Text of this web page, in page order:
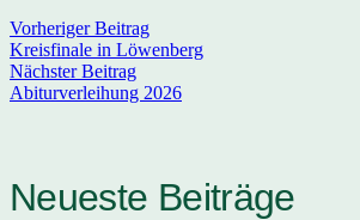
Vorheriger Beitrag
Kreisfinale in Löwenberg
Nächster Beitrag
Abiturverleihung 2026
Neueste Beiträge